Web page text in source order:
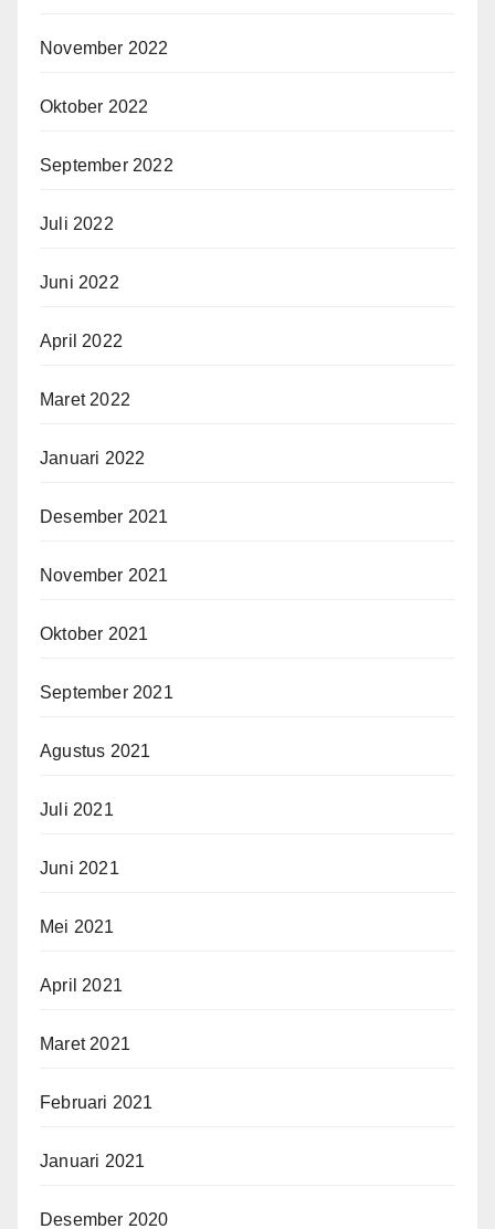
November 2022
Oktober 2022
September 2022
Juli 2022
Juni 2022
April 2022
Maret 2022
Januari 2022
Desember 2021
November 2021
Oktober 2021
September 2021
Agustus 2021
Juli 2021
Juni 2021
Mei 2021
April 2021
Maret 2021
Februari 2021
Januari 2021
Desember 2020